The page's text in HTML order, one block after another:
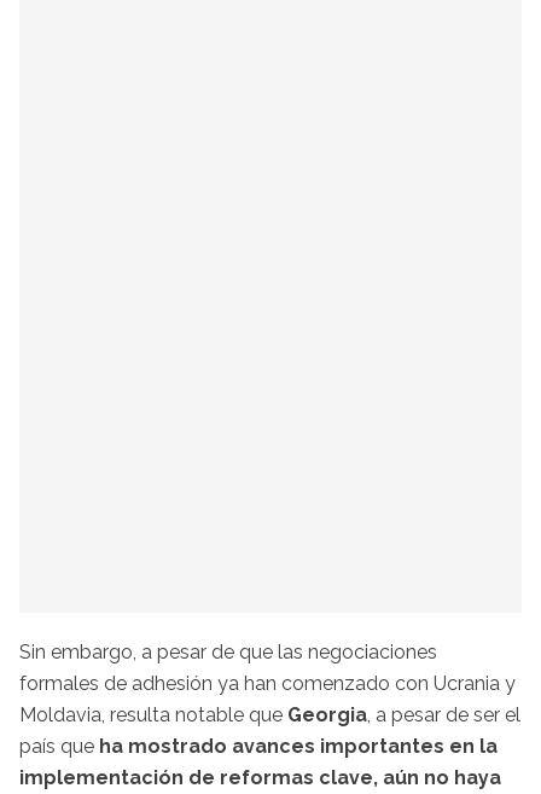
Sin embargo, a pesar de que las negociaciones
formales de adhesión ya han comenzado con Ucrania y
Moldavia, resulta notable que Georgia, a pesar de ser el
país que ha mostrado avances importantes en la
implementación de reformas clave, aún no haya